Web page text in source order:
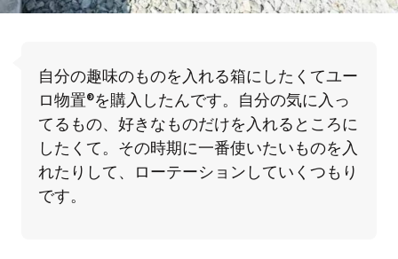
自分の趣味のものを入れる箱にしたくてユー
ロ物置®を購入したんです。自分の気に入っ
てるもの、好きなものだけを入れるところに
したくて。その時期に一番使いたいものを入
れたりして、ローテーションしていくつもり
です。